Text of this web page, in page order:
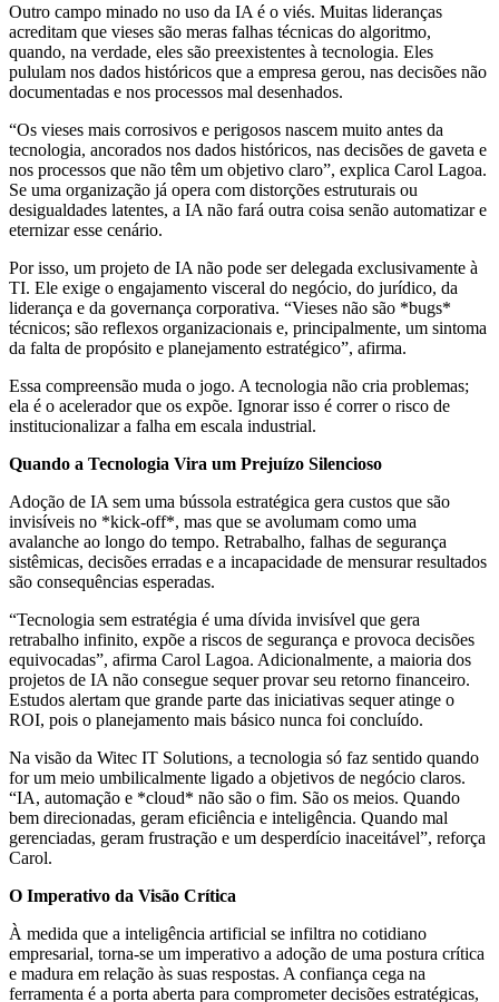
Outro campo minado no uso da IA é o viés. Muitas lideranças
acreditam que vieses são meras falhas técnicas do algoritmo,
quando, na verdade, eles são preexistentes à tecnologia. Eles
pululam nos dados históricos que a empresa gerou, nas decisões não
documentadas e nos processos mal desenhados.
“Os vieses mais corrosivos e perigosos nascem muito antes da
tecnologia, ancorados nos dados históricos, nas decisões de gaveta e
nos processos que não têm um objetivo claro”, explica Carol Lagoa.
Se uma organização já opera com distorções estruturais ou
desigualdades latentes, a IA não fará outra coisa senão automatizar e
eternizar esse cenário.
Por isso, um projeto de IA não pode ser delegada exclusivamente à
TI. Ele exige o engajamento visceral do negócio, do jurídico, da
liderança e da governança corporativa. “Vieses não são *bugs*
técnicos; são reflexos organizacionais e, principalmente, um sintoma
da falta de propósito e planejamento estratégico”, afirma.
Essa compreensão muda o jogo. A tecnologia não cria problemas;
ela é o acelerador que os expõe. Ignorar isso é correr o risco de
institucionalizar a falha em escala industrial.
Quando a Tecnologia Vira um Prejuízo Silencioso
Adoção de IA sem uma bússola estratégica gera custos que são
invisíveis no *kick-off*, mas que se avolumam como uma
avalanche ao longo do tempo. Retrabalho, falhas de segurança
sistêmicas, decisões erradas e a incapacidade de mensurar resultados
são consequências esperadas.
“Tecnologia sem estratégia é uma dívida invisível que gera
retrabalho infinito, expõe a riscos de segurança e provoca decisões
equivocadas”, afirma Carol Lagoa. Adicionalmente, a maioria dos
projetos de IA não consegue sequer provar seu retorno financeiro.
Estudos alertam que grande parte das iniciativas sequer atinge o
ROI, pois o planejamento mais básico nunca foi concluído.
Na visão da Witec IT Solutions, a tecnologia só faz sentido quando
for um meio umbilicalmente ligado a objetivos de negócio claros.
“IA, automação e *cloud* não são o fim. São os meios. Quando
bem direcionadas, geram eficiência e inteligência. Quando mal
gerenciadas, geram frustração e um desperdício inaceitável”, reforça
Carol.
O Imperativo da Visão Crítica
À medida que a inteligência artificial se infiltra no cotidiano
empresarial, torna-se um imperativo a adoção de uma postura crítica
e madura em relação às suas respostas. A confiança cega na
ferramenta é a porta aberta para comprometer decisões estratégicas,